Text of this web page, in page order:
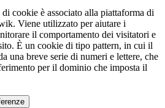
di cookie è associato alla piattaforma di
Viene utilizzato per aiutare i
il comportamento dei visitatori e
È un cookie di tipo pattern, in cui il
una breve serie di numeri e lettere, che
per il dominio che imposta il